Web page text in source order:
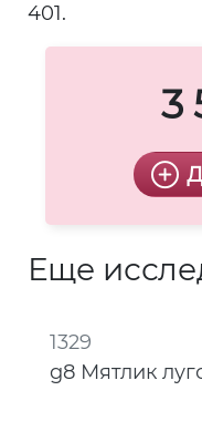
401.
3
Еще
1329
g8 Мятлик